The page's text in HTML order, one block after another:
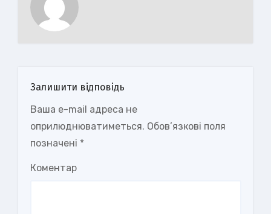
Залишити відповідь
Ваша e-mail адреса не
оприлюднюватиметься. Обов’язкові поля
позначені *
Коментар